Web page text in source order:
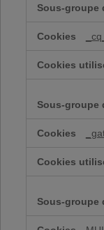
pour
publicité